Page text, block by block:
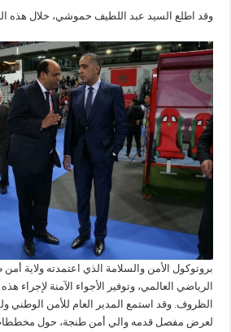
وقد اطلع السيد عبد اللطيف حموشي، خلال هذه
بروتوكول الأمن والسلامة الذي اعتمدته ولاية
الرياضي العالمي، وتوفير الأجواء الآمنة لإجراء
الظروف. وقد استمع المدير العام للأمن الوطني
لعرض مفصل قدمه والي أمن طنجة، حول